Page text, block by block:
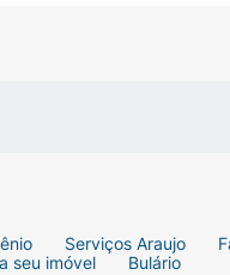
Serviços Araujo
seu imóvel Bulário